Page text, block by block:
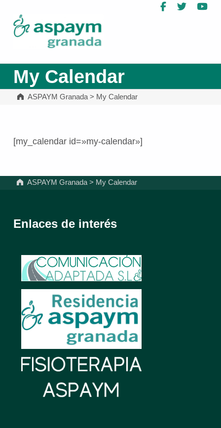
Facebook
Twitter
My Calendar
ASPAYM Granada> My Calendar
[my_calendar id=»my-calendar»]
ASPAYM Granada > My Calendar
Enlaces de interés